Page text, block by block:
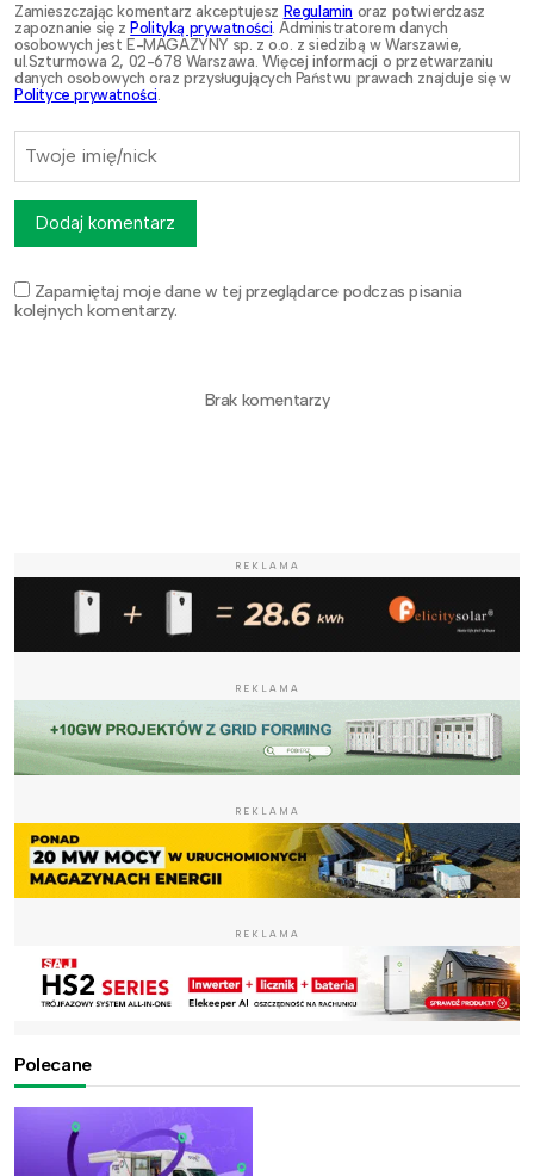
Zamieszczając komentarz akceptujesz Regulamin oraz potwierdzasz
zapoznanie się zPolityką prywatności . Administratorem danych
osobowych jest E-MAGAZYNY sp. z o.o. z siedzibą w Warszawie,
ul.Szturmowa 2, 02-678 Warszawa. Więcej informacji o przetwarzaniu
danych osobowych oraz przysługujących Państwu prawach znajduje się w
Polityce prywatności
Zapamiętaj moje dane w tej przeglądarce podczas pisania
kolejnych komentarzy.
Dodaj komentarz
Brak komentarzy
REKLAMA
REKLAMA
REKLAMA
REKLAMA
Polecane